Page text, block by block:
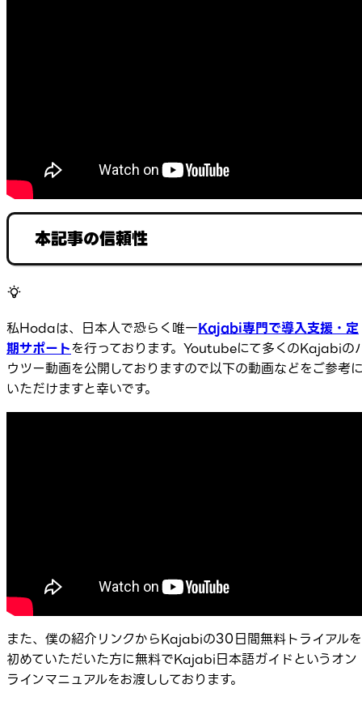
本記事の信頼性
私Hodaは、日本人で恐らく唯一Kajabi専門で導入支援・定
期サポートを行っております。Youtubeにて多くのKajabiの
ウツー動画を公開しておりますので以下の動画などをご参考
いただけますと幸いです。
また、僕の紹介リンクからKajabiの30日間無料トライアルを
初めていただいた方に無料でKajabi日本語ガイドというオン
ラインマニュアルをお渡ししております。